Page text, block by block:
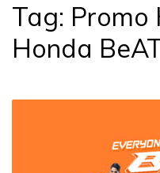
Tag: Promo
Honda